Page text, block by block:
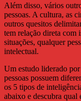
Além disso, vários
pessoas. A cultura, as
outros quesitos
tem relação direta com
situações, qualquer
intelectual.
Um estudo liderado
pessoas possuem
os 5 tipos de
abaixo e descubra qual